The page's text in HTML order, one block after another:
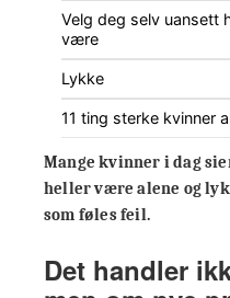
Velg deg selv uansett
være
Lykke
11 ting sterke kvinner
Mange kvinner i dag
heller være alene og
som føles feil.
Det handler